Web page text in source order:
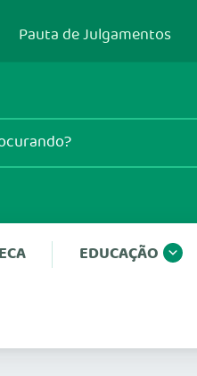
Pauta de Julgamentos
EDUCAÇÃO